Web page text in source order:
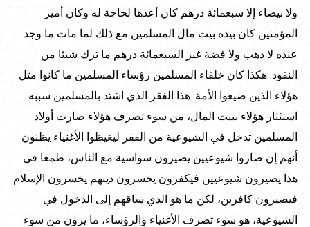
ولا بيضاء إلا سبعمائة درهم كان أعدها لحاجة له وكان أمير
المؤمنين كان بيده بيت مال المسلمين مع ذلك لما مات ما وجد
عنده لا ذهب ولا فضة غير السبعمائة درهم ما ترك شيئا من
النقود. هكذا كان خلفاء المسلمين رؤساء المسلمين ما كانوا مثل
هؤلاء الذين ضيعوا الأمة. هذا الفقر الذي اشتد بالمسلمين سببه
استئثار هؤلاء ببيت المال، من سوء تصرف هؤلاء صارت أولاد
المسلمين تدخل في الشيوعية من الفقر ليغيظوا الأغنياء يظنون
أنهم إن صاروا شيوعيين يصيرون سواسية مع الناس، طمعا في
هذا يصيرون شيوعيين فيكفرون يخسرون دينهم يخسرون الإسلام
فيصيرون كافرين، لكن ما هو الذي ساقهم إلى الدخول في
الشيوعية، هو سوء تصرف الأغنياء والرؤساء، ما يرون من سوء